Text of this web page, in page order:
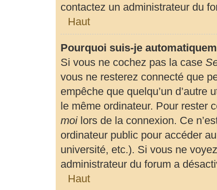
contactez un administrateur du
Haut
Pourquoi suis-je
Si vous ne cochez pas la case
vous ne resterez connecté que
empêche que quelqu’un
le même ordinateur. Pour rester
moilors de la connexion. Ce
ordinateur public pour accéder
université, etc.). Si vous ne
administrateur du forum a
Haut